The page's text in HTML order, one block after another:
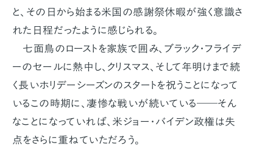
と、その日から始まる米国の感謝祭休暇が強く意識さ
れた日程だったように感じられる。
七面鳥のローストを家族で囲み、ブラック・フライデ
ーのセールに熱中し、クリスマス、そして年明けまで続
く長いホリデーシーズンのスタートを祝うことになって
いるこの時期に、凄惨な戦いが続いている――そん
なことになっていれば、米ジョー・バイデン政権は失
点をさらに重ねていただろう。